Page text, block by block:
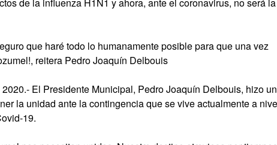
de la influenza H1N1 y ahora, ante el coronavirus, no será la
que haré todo lo humanamente posible para que una vez
reitera Pedro Joaquín Delbouis
El Presidente Municipal, Pedro Joaquín Delbouis, hizo un
la unidad ante la contingencia que se vive actualmente a
19.